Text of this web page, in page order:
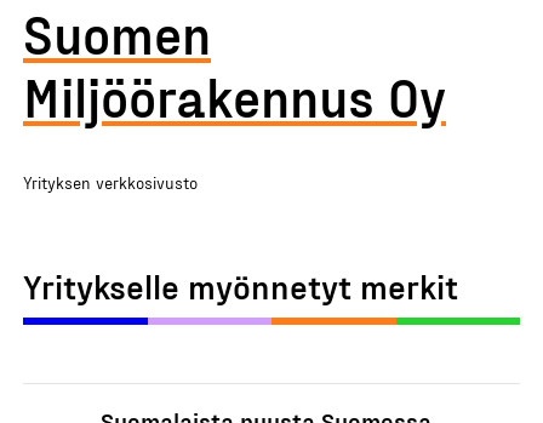
Suomen
Miljöörakennus Oy
Yrityksen verkkosivusto
Yritykselle myönnetyt merkit